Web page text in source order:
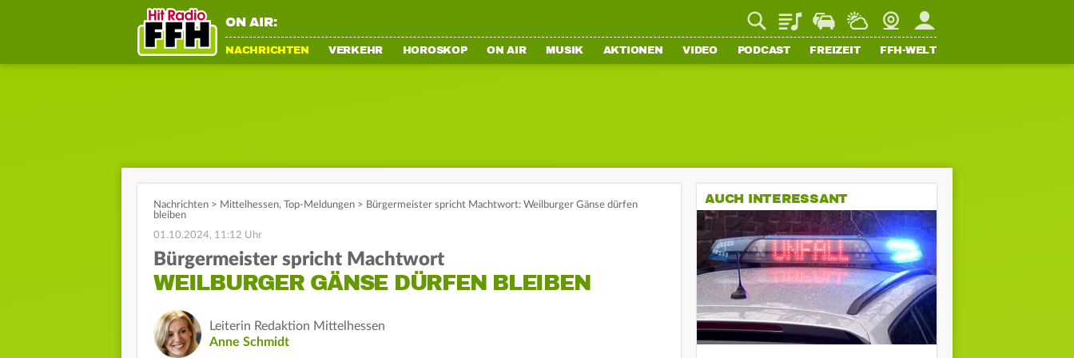
ON AIR: PlaylistStaupilotWetterWebcamMein FFH
NACHRICHTEN VERKEHR HOROSKOP ON AIR MUSIK AKTIONEN VIDEO PODCAST FREIZEIT FFH-WELT
Nachrichten > Mittelhessen, Top-Meldungen > Bürgermeister spricht Machtwort: Weilburger Gänse dürfen
bleiben
01.10.2024, 11:12 Uhr
Bürgermeister spricht Machtwort
WEILBURGER GÄNSE DÜRFEN BLEIBEN
Leiterin Redaktion Mittelhessen
Anne Schmidt
AUCH INTERESSANT